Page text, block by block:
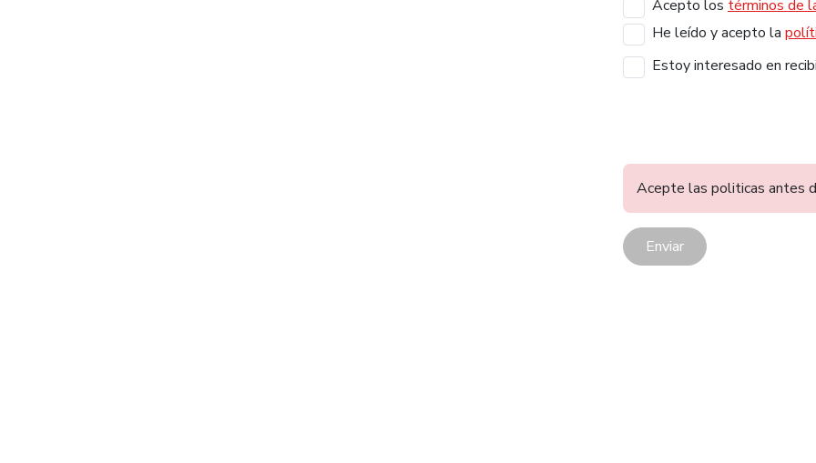
Acepto los términos de
He leído y acepto la
Estoy interesado en
Acepte las politicas antes